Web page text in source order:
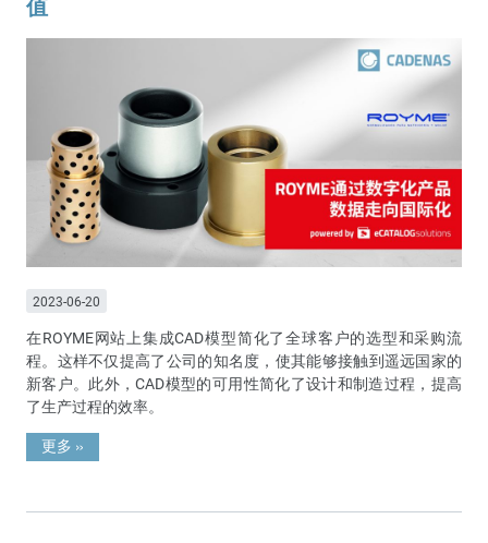
2023-06-20
在ROYME网站上集成CAD模型简化了全球客户的选型和采购流
程。这样不仅提高了公司的知名度，使其能够接触到遥远国家的
新客户。此外，CAD模型的可用性简化了设计和制造过程，提高
了生产过程的效率。
更多 »